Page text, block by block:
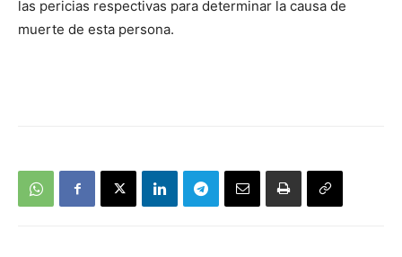
las pericias respectivas para determinar la causa de
muerte de esta persona.